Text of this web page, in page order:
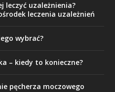
leczyć uzależnienia?
leczenia uzależnień
wybrać?
– kiedy to konieczne?
pęcherza moczowego